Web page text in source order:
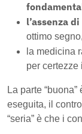
l’assenza
ottimo
la medicina
per certezze
La parte
eseguita, il
“seria” è che i